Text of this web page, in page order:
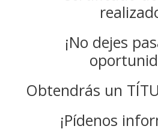
¡No dejes
Obtendrás un
¡Pídenos